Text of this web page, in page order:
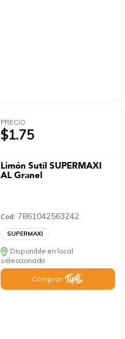
PRECIO
$1.75
Limón Sutil SUPERMAXI
AL Granel
Cod: 7861042563242
SUPERMAXI
Disponible en local
seleccionado
Comprar